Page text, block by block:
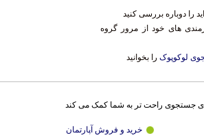
را دوباره بررسی کنید
های خود از مرور گروه
لوکوپوک را بخوانید
جستجوی راحت تر به شما کمک می کند
خرید و فروش آپارتمان